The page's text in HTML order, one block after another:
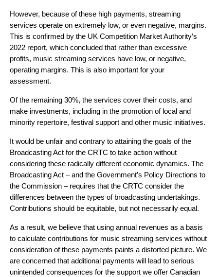
However, because of these high payments, streaming
services operate on extremely low, or even negative, margins.
This is confirmed by the UK Competition Market Authority’s
2022 report, which concluded that rather than excessive
profits, music streaming services have low, or negative,
operating margins. This is also important for your
assessment.
Of the remaining 30%, the services cover their costs, and
make investments, including in the promotion of local and
minority repertoire, festival support and other music initiatives.
It would be unfair and contrary to attaining the goals of the
Broadcasting Act for the CRTC to take action without
considering these radically different economic dynamics. The
Broadcasting Act – and the Government’s Policy Directions to
the Commission – requires that the CRTC consider the
differences between the types of broadcasting undertakings.
Contributions should be equitable, but not necessarily equal.
As a result, we believe that using annual revenues as a basis
to calculate contributions for music streaming services without
consideration of these payments paints a distorted picture. We
are concerned that additional payments will lead to serious
unintended consequences for the support we offer Canadian